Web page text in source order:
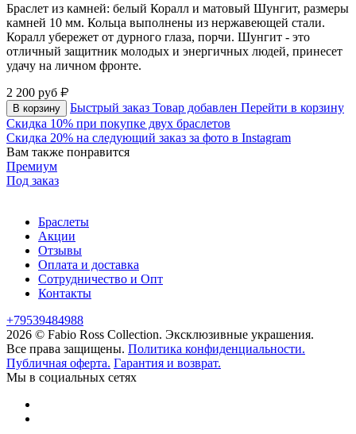
Браслет из камней: белый Коралл и матовый Шунгит, размеры
камней 10 мм. Кольца выполнены из нержавеющей стали.
Коралл убережет от дурного глаза, порчи. Шунгит - это
отличный защитник молодых и энергичных людей, принесет
удачу на личном фронте.
2 200 руб
В корзину Быстрый заказ Товар добавлен Перейти в корзину
Скидка 10% при покупке двух браслетов
Скидка 20% на следующий заказ за фото в Instagram
Вам также понравится
Премиум
Под заказ
Браслеты
Акции
Отзывы
Оплата и доставка
Сотрудничество и Опт
Контакты
+79539484988
2026 © Fabio Ross Collection. Эксклюзивные украшения.
Все права защищены. Политика конфиденциальности.
Публичная оферта. Гарантия и возврат.
Мы в социальных сетях